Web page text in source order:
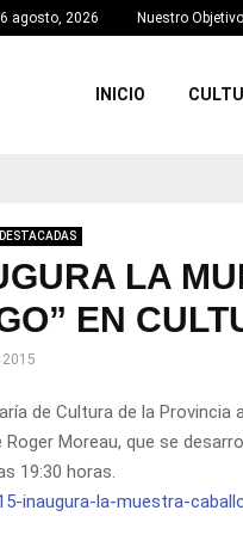
6 agosto, 2026 Nuestro Objetivo
INICIO
DESTACADAS
LA
EN
2015
de Cultura de la
Roger Moreau, que se
19:30 horas.